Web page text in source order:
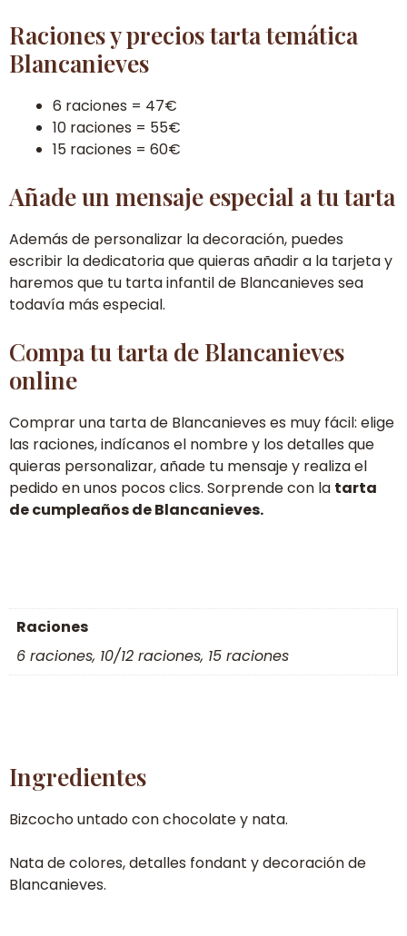
Raciones y precios tarta temática
Blancanieves
6 raciones = 47€
10 raciones = 55€
15 raciones = 60€
Añade un mensaje especial a tu tarta
Además de personalizar la decoración, puedes
escribir la dedicatoria que quieras añadir a la tarjeta y
haremos que tu tarta infantil de Blancanieves sea
todavía más especial.
Compa tu tarta de Blancanieves
online
Comprar una tarta de Blancanieves es muy fácil: elige
las raciones, indícanos el nombre y los detalles que
quieras personalizar, añade tu mensaje y realiza el
pedido en unos pocos clics. Sorprende con la tarta
de cumpleaños de Blancanieves.
Raciones
6 raciones, 10/12 raciones, 15 raciones
Ingredientes
Bizcocho untado con chocolate y nata.
Nata de colores, detalles fondant y decoración de
Blancanieves.